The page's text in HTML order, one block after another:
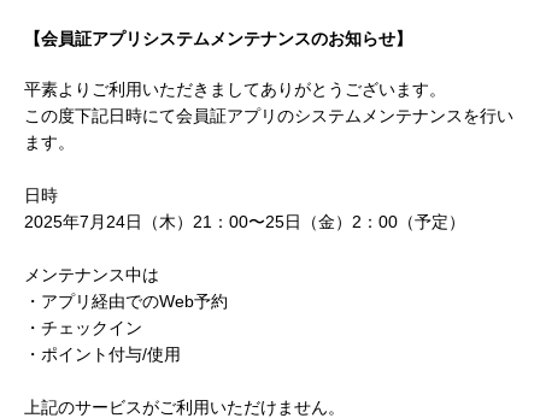
【会員証アプリシステムメンテナンスのお知らせ】
平素よりご利用いただきましてありがとうございます。
この度下記日時にて会員証アプリのシステムメンテナンスを行い
ます。
日時
2025年7月24日（木）21：00〜25日（金）2：00（予定）
メンテナンス中は
・アプリ経由でのWeb予約
・チェックイン
・ポイント付与/使用
上記のサービスがご利用いただけません。